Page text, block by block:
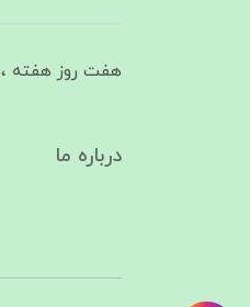
هفت روز هفته ، ۲۴ ساعت شبانه‌روز پاسخگوی شما هستیم
درباره ما